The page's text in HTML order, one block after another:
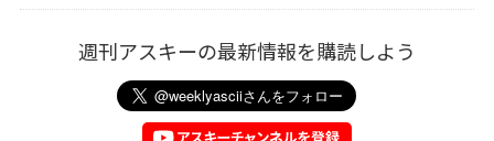
週刊アスキーの最新情報を購読しよう